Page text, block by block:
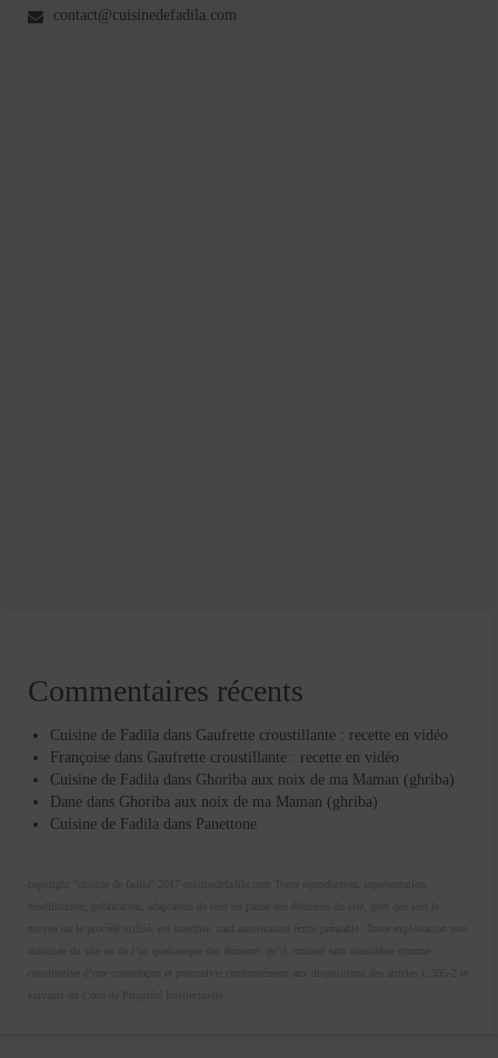
contact@cuisinedefadila.com
Commentaires récents
Cuisine de Fadila dans Gaufrette croustillante : recette en vidéo
Françoise dans Gaufrette croustillante : recette en vidéo
Cuisine de Fadila dans Ghoriba aux noix de ma Maman (ghriba)
Dane dans Ghoriba aux noix de ma Maman (ghriba)
Cuisine de Fadila dans Panettone